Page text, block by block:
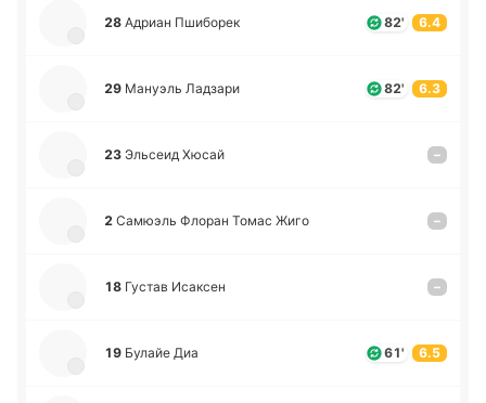
28 Адриан Пши­бо­рек 82' 6.4
29 Ма­нуэль Ла­дза­ри 82' 6.3
23 Эльсеид Хюсай –
2 Са­мюэль Флоран Томас Жиго –
18 Густав Иса­ксен –
19 Булайе Диа 61' 6.5